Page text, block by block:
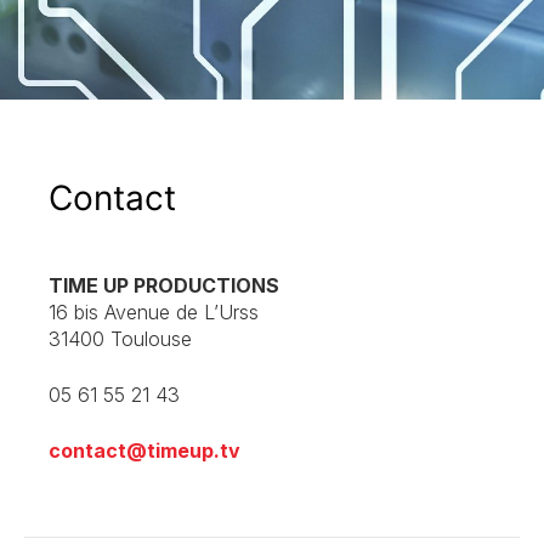
Contact
TIME UP PRODUCTIONS
16 bis Avenue de L’Urss
31400 Toulouse
05 61 55 21 43
contact@timeup.tv